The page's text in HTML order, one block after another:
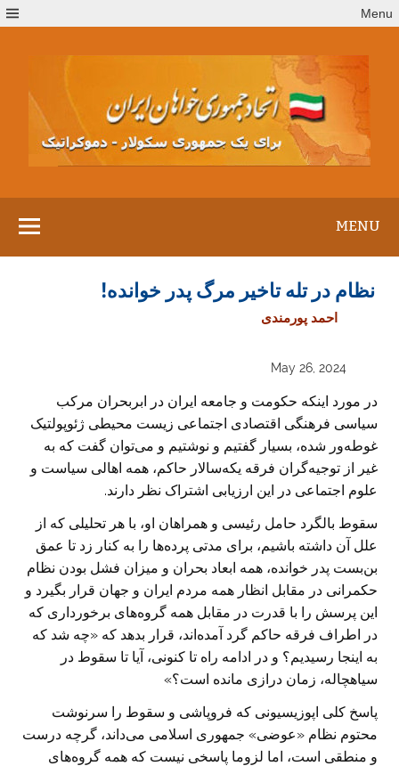
to
Menu
MENU
نظام در تله تاخیر مرگ پدر خوانده!
احمد پورمندی
May 26, 2024
در مورد اینکه حکومت و جامعه ایران در ابربحران مرکب
سیاسی فرهنگی اقتصادی اجتماعی زیست محیطی ژئوپولتیک
غوطه‌ور شده، بسیار گفتیم و نوشتیم و می‌توان گفت که به
غیر از توجیه‌گران فرقه یکه‌سالار حاکم، همه اهالی سیاست و
علوم اجتماعی در این ارزیابی اشتراک نظر دارند.
سقوط بالگرد حامل رئیسی و همراهان او، با هر تحلیلی که از
علل آن داشته باشیم، برای مدتی پرده‌ها را به کنار زد تا عمق
بن‌بست پدر خوانده، همه ابعاد بحران و میزان فشل بودن نظام
حکمرانی در مقابل انظار همه مردم ایران و جهان قرار بگیرد و
این پرسش را با قدرت در مقابل همه گروه‌های برخورداری که
در اطراف فرقه حاکم گرد آمده‌اند، قرار بدهد که «چه شد که
به اینجا رسیدیم؟ و در ادامه راه تا کنونی، آیا تا سقوط در
سیاهچاله، زمان درازی مانده است؟»
پاسخ کلی اپوزیسیونی که فروپاشی و سقوط را سرنوشت
محتوم نظام «عوضی» جمهوری اسلامی می‌داند، گرچه درست
و منطقی است، اما لزوما پاسخی نیست که همه گروه‌های